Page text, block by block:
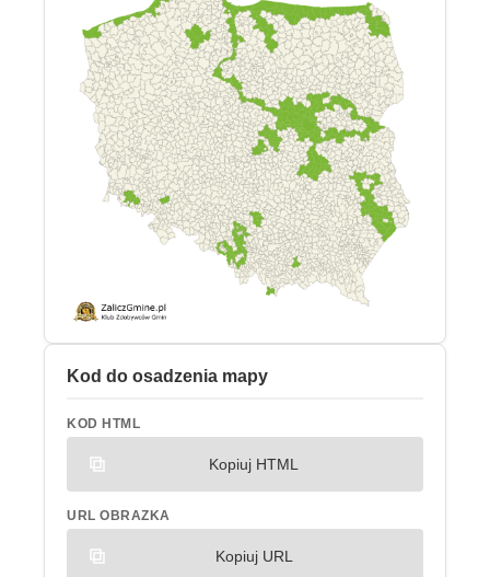
Kod do osadzenia mapy
KOD HTML
Kopiuj HTML
URL OBRAZKA
Kopiuj URL